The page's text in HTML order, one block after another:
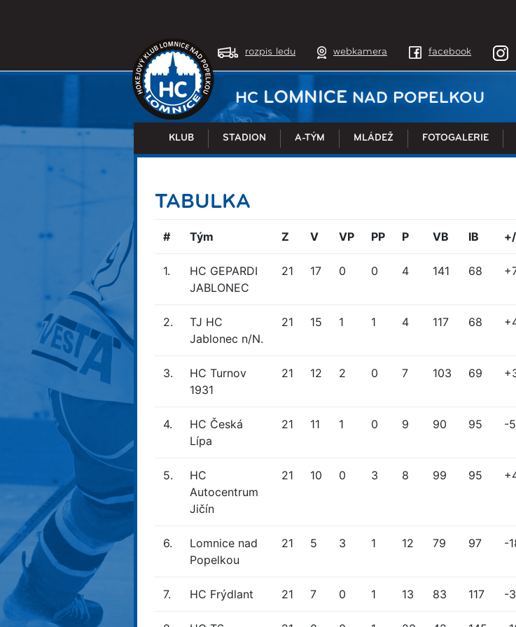
rozpis ledu webkamera facebook
HC LOMNICE NAD POPELKOU
KLUB STADION A-TÝM MLÁDEŽ FOTOGALERIE
TABULKA
# Tým Z V VP PP P VB IB
1.
HC GEPARDI
JABLONEC
21 17 0 0 4 141 68
2.
TJ HC
Jablonec n/N.
21 15 1 1 4 117 68
3.
HC Turnov
1931
21 12 2 0 7 103 69
4.
HC Česká
Lípa
21 11 1 0 9 90 95 -5
5.
HC
Autocentrum
Jičín
21 10 0 3 8 99 95
6.
Lomnice nad
Popelkou
21 5 3 1 12 79 97 -
7. HC Frýdlant 21 7 0 1 13 83 117 -